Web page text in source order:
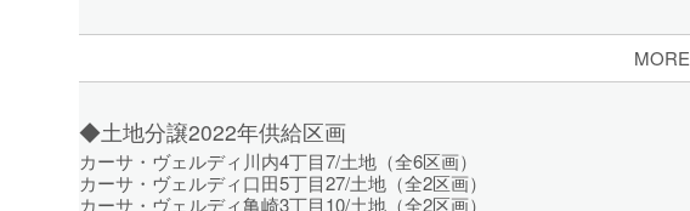
MORE
◆土地分譲2022年供給区画
カーサ・ヴェルディ川内4丁目7/土地（全6区画）
カーサ・ヴェルディ口田5丁目27/土地（全2区画）
カーサ・ヴェルディ亀崎3丁目10/土地（全2区画）